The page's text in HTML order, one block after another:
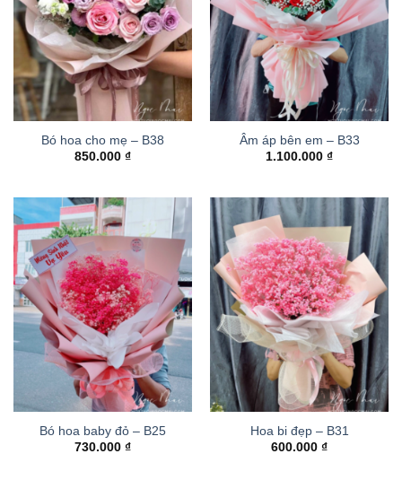
Bó hoa cho mẹ – B38
850.000 ₫
Âm áp bên em – B33
1.100.000 ₫
Bó hoa baby đỏ – B25
730.000 ₫
Hoa bi đẹp – B31
600.000 ₫